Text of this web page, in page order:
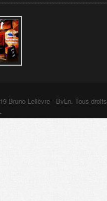
Bruno Lelièvre - BvLn. Tous droits